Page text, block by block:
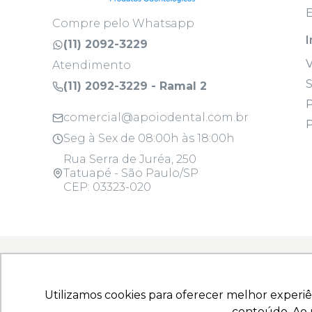
Utilizamos cookies para oferecer melhor
Utilizamos cookies para oferecer melhor
Compre pelo Whatsapp
(11) 2092-3229
Atendimento
(11) 2092-3229 - Ramal 2
comercial@apoiodental.com.br
Seg à Sex de 08:00h às 18:00h
Rua Serra de Juréa, 250
Tatuapé - São Paulo/SP
CEP: 03323-020
Copyright © 2025 - Todos os direitos